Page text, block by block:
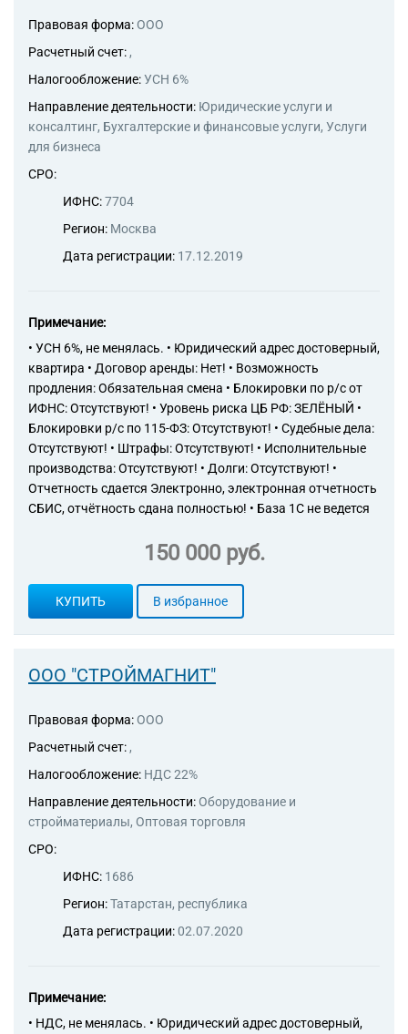
Правовая форма: ООО
Расчетный счет: ,
Налогообложение:УСН 6%
Направление деятельности: Юридические услуги и
консалтинг, Бухгалтерские и финансовые услуги, Услуги
для бизнеса
СРО:
ИФНС:7704
Регион: Москва
Дата регистрации: 17.12.2019
Примечание:
• УСН 6%, не менялась. • Юридический адрес достоверный,
квартира • Договор аренды: Нет! • Возможность
продления: Обязательная смена • Блокировки по р/с от
ИФНС: Отсутствуют! • Уровень риска ЦБ РФ: ЗЕЛЁНЫЙ •
Блокировки р/с по 115-ФЗ: Отсутствуют! • Судебные дела:
Отсутствуют! • Штрафы: Отсутствуют! • Исполнительные
производства: Отсутствуют! • Долги: Отсутствуют! •
Отчетность сдается Электронно, электронная отчетность
СБИС, отчётность сдана полностью! • База 1С не ведется
150 000 руб.
КУПИТЬ В избранное
ООО "СТРОЙМАГНИТ"
Правовая форма: ООО
Расчетный счет: ,
Налогообложение: НДС 22%
Направление деятельности: Оборудование и
стройматериалы, Оптовая торговля
СРО:
ИФНС: 1686
Регион:Татарстан, республика
Дата регистрации:02.07.2020
Примечание:
• НДС, не менялась. • Юридический адрес достоверный,